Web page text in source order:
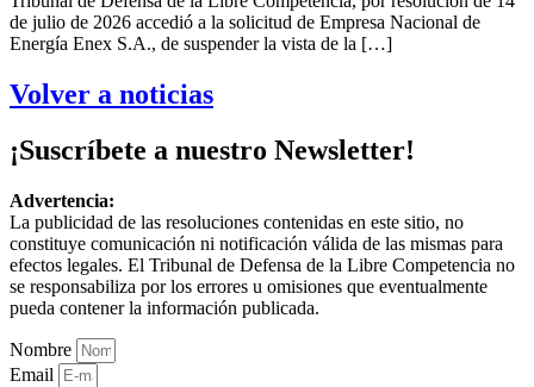
de julio de 2026 accedió a la solicitud de Empresa Nacional de
Energía Enex S.A., de suspender la vista de la […]
Volver a noticias
¡Suscríbete a nuestro Newsletter!
Advertencia:
La publicidad de las resoluciones contenidas en este sitio, no
constituye comunicación ni notificación válida de las mismas para
efectos legales. El Tribunal de Defensa de la Libre Competencia no
se responsabiliza por los errores u omisiones que eventualmente
pueda contener la información publicada.
Nombre
Email